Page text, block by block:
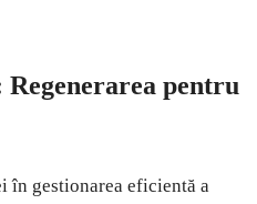
pentru
în gestionarea eficientă a